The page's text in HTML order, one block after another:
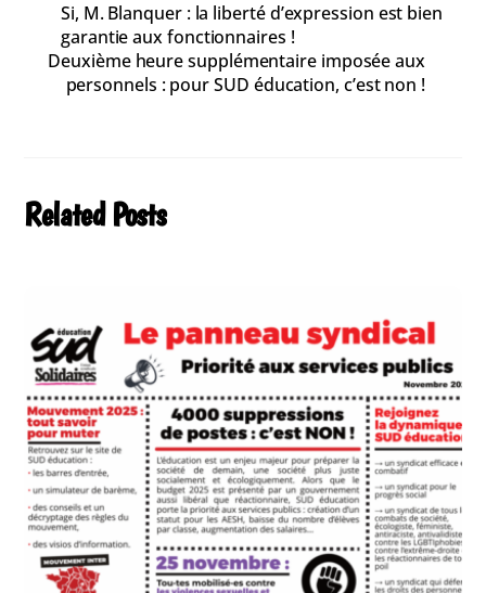
Si, M. Blanquer : la liberté d’expression est bien
garantie aux fonctionnaires !
Deuxième heure supplémentaire imposée aux
personnels : pour SUD éducation, c’est non !
Related Posts